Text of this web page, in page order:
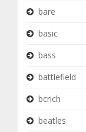
bare
basic
bass
battlefield
bcrich
beatles